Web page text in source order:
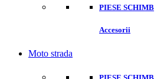
PIESE SCHIMB
Accesorii
Moto strada